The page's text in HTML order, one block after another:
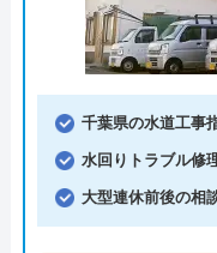
千葉県の水道工事
水回りトラブル修
大型連休前後の相